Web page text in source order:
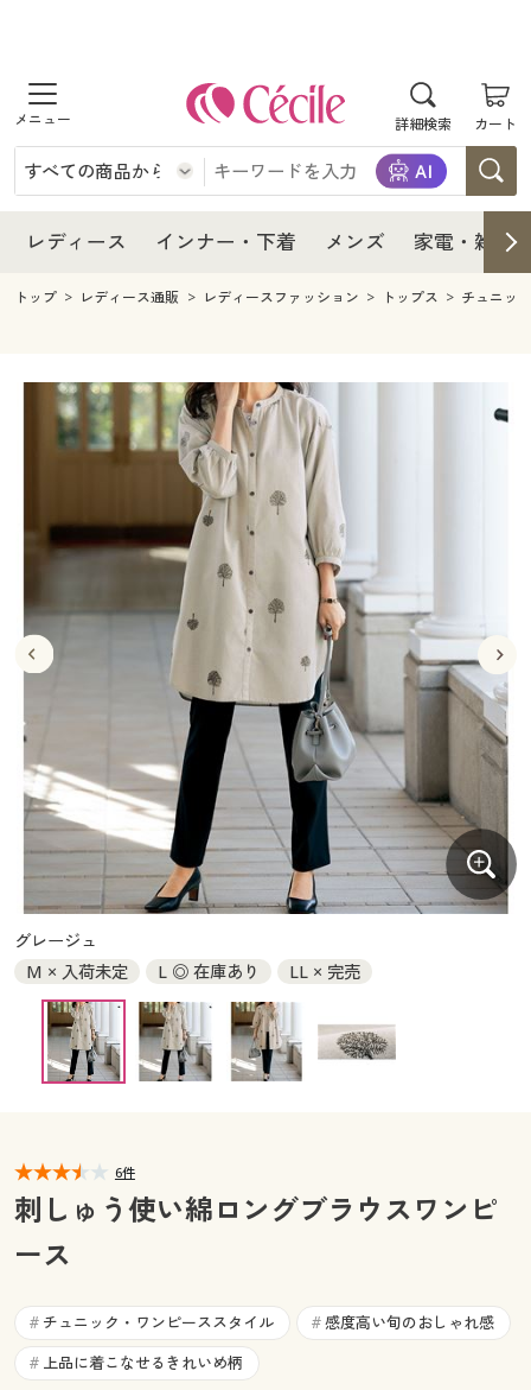
詳細検索 カート
商品を探す
レディース
レディースファッション
インナー・下着
インナー・下着通販すべて
メンズ下着
ジュニア・ティーンズ下着
メンズ
メンズファッション
家電・雑貨すべて
キッチン・雑貨・日用品
寝具・インテリア・家具
寝具・インテリア・家具通販すべて
家具・収納
カーテン・ラグ・ファブリック
美容・健康通販すべて
美容・健康・サプリメント
制服・スクール
制服・スクールすべて
ジュニア・ティーンズ下着
大きいサイズ
大きいサイズ通販すべて
大きいサイズ レディース服
大きいサイズ レディース下着
大きいサイズ メンズ
大きいサイズ 事務・制服
シークレットセール
商品カテゴリ一覧
カタログ
カタログ・チラシからのご注文
デジタルカタログ
カタログ無料プレゼント
マイページ
閲覧履歴
お気に入り
サポート
レディース インナー・下着 メンズ 家電・雑貨
レディース
レディース通販すべて
レディースファッション
インナー・下着
インナー・下着通販すべて
ジュニア・ティーンズ下着
メンズ
メンズ下着
家電
キッチン・雑貨・日用品
寝具・インテリア・家具通販すべて
寝具・ベッド
カーテン・ラグ・ファブリック
美容・健康
美容・健康通販すべて
美容・健康・サプリメント
制服・スクールすべて
制服・学生服
ジュニア・ティーンズ下着
大きいサイズ
大きいサイズ通販すべて
大きいサイズ レディース服
大きいサイズ レディース下着
大きいサイズ メンズ
大きいサイズ 事務・制服
バーゲン
バーゲンセール
詳細検索
商品カテゴリ一覧
カタログ
カタログ・チラシからのご注文
カタログ無料プレゼント
会員メニュー
閲覧履歴
ご利用ガイド
トップ レディース通販 レディースファッション トップス チュニッ
グレージュ
M × 入荷未定
L ◎ 在庫あり LL × 完売
6件
刺しゅう使い綿ロングブラウスワンピ
ース
# チュニック・ワンピーススタイル # 感度高い旬のおしゃれ感
# 上品に着こなせるきれいめ柄